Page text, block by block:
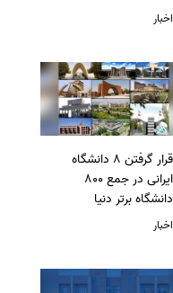
اخبار
قرار گرفتن 8 دانشگاه
ایرانی در جمع 800
دانشگاه برتر دنیا
اخبار